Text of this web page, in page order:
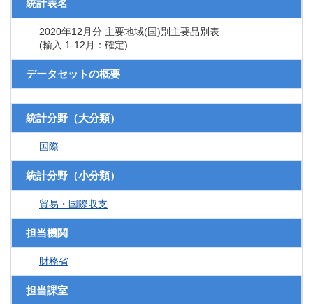
統計表名
2020年12月分 主要地域(国)別主要品別表
(輸入 1-12月：確定)
データセットの概要
統計分野（大分類）
国際
統計分野（小分類）
貿易・国際収支
担当機関
財務省
担当課室